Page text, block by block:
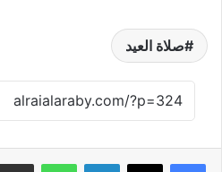
صلاة العيد
لينكدإن واتساب